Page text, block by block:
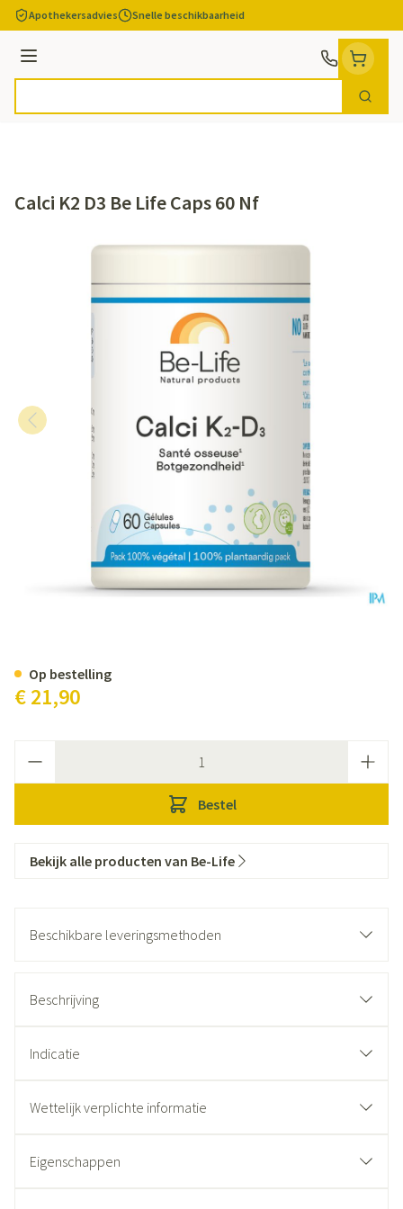
Ga naar de inhoud
Apothekersadvies Snelle beschikbaarheid
Menu
Zoek
Calci K2 D3 Be Life Caps 60 Nf
€ 21,90
Bestel
Op bestelling
Bekijk alle producten van Be-Life
Beschikbare leveringsmethoden
Beschrijving
Indicatie
Wettelijk verplichte informatie
Eigenschappen